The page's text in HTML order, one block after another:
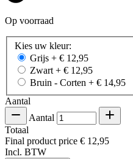
Op voorraad
Kies uw kleur:
Grijs + € 12,95
Zwart + € 12,95
Bruin - Corten + € 14,95
Aantal
Aantal
Totaal
Final product price € 12,95
Incl. BTW